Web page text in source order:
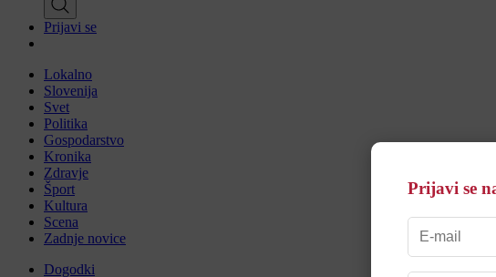
Prijavi se
Lokalno
Slovenija
Svet
Politika
Gospodarstvo
Kronika
Zdravje
Šport
Kultura
Scena
Zadnje novice
Dogodki
Prijavi se